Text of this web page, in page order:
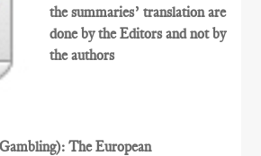
the summaries’ translation are
done by the Editors and not by
the authors
The European